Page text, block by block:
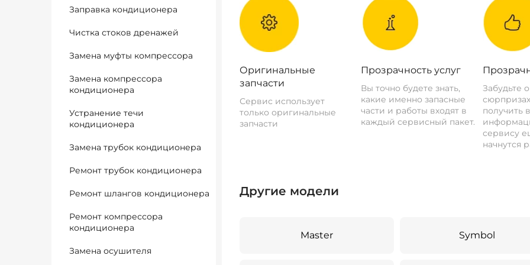
Заправка кондиционера
Чистка стоков дренажей
Замена муфты компрессора
Замена компрессора
кондиционера
Устранение течи
кондиционера
Замена трубок кондиционера
Ремонт трубок кондиционера
Ремонт шлангов кондиционера
Ремонт компрессора
кондиционера
Замена осушителя
Оригинальные
запчасти
Сервис использует
только оригинальные
запчасти
Прозрачность услуг
Вы точно будете знать,
какие именно запасные
части и работы входят в
каждый сервисный пакет.
Забудьте
получить
сервису
начнутся
Другие модели
Master Symbol